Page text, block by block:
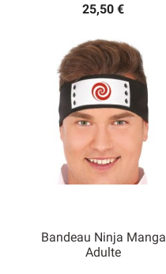
25,50 €
Bandeau Ninja Manga
Adulte